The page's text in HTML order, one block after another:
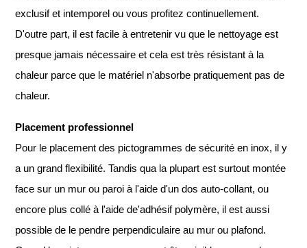
exclusif et intemporel ou vous profitez continuellement.
D'outre part, il est facile à entretenir vu que le nettoyage est
presque jamais nécessaire et cela est très résistant à la
chaleur parce que le matériel n'absorbe pratiquement pas de
chaleur.
Placement professionnel
Pour le placement des pictogrammes de sécurité en inox, il y
a un grand flexibilité. Tandis qua la plupart est surtout montée
face sur un mur ou paroi à l'aide d'un dos auto-collant, ou
encore plus collé à l'aide de'adhésif polymère, il est aussi
possible de le pendre perpendiculaire au mur ou plafond.